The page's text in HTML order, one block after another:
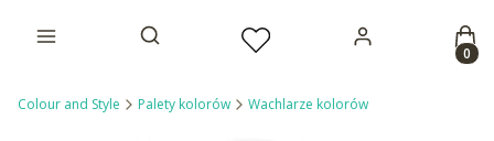
Otwórz wyszukiwarkę
Colour and Style Palety kolorów Wachlarze kolorów